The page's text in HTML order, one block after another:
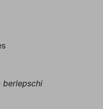
berlepschi